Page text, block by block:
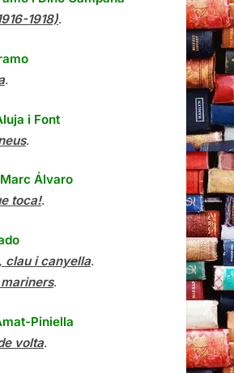
1918).
.
i Font
.
Álvaro
toca!.
clau i canyella.
.
Piniella
volta.